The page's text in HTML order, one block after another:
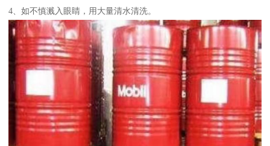
4、如不慎溅入眼睛，用大量清水清洗。